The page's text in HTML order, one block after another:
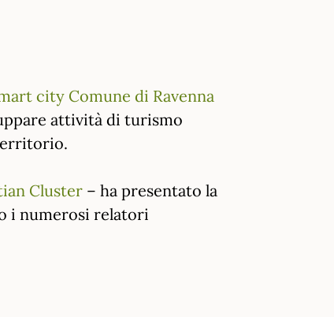
city Comune di Ravenna
attività di turismo
Cluster – ha presentato la
i numerosi relatori